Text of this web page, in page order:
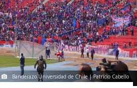
Banderazo Universidad de Chile | Patricio Cabello